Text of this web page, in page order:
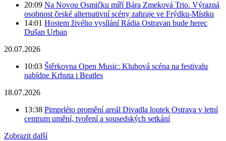
20:09 Na Novou Osmičku míří Bára Zmeková Trio. Výrazná
osobnost české alternativní scény zahraje ve Frýdku-Místku
14:01 Hostem živého vysílání Rádia Ostravan bude herec
Dušan Urban
20.07.2026
10:03 Štěrkovna Open Music: Klubová scéna na festivalu
nabídne Krhuta i Beatles
18.07.2026
13:38 Pimprléto promění areál Divadla loutek Ostrava v letní
centrum umění, tvoření a sousedských setkání
Zobrazit další